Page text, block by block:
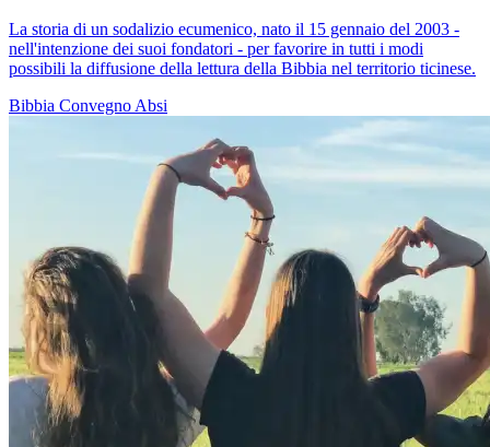
La storia di un sodalizio ecumenico, nato il 15 gennaio del 2003 -
nell'intenzione dei suoi fondatori - per favorire in tutti i modi
possibili la diffusione della lettura della Bibbia nel territorio ticinese.
Bibbia Convegno Absi